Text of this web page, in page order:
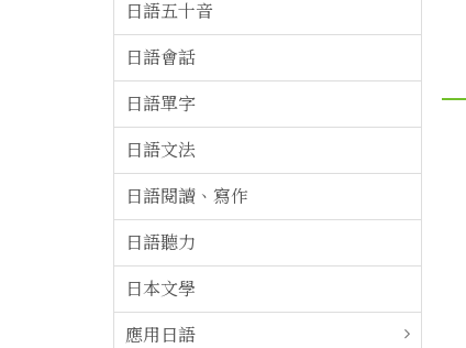
日語五十音
日語會話
日語單字
日語文法
日語閱讀、寫作
日語聽力
日本文學
應用日語